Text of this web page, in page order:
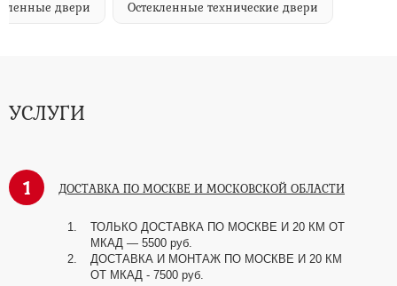
двери Остекленные технические двери
УСЛУГИ
1 ДОСТАВКА ПО МОСКВЕ И МОСКОВСКОЙ ОБЛАСТИ
ТОЛЬКО ДОСТАВКА ПО МОСКВЕ И 20 КМ ОТ
МКАД — 5500 руб.
ДОСТАВКА И МОНТАЖ ПО МОСКВЕ И 20 КМ
ОТ МКАД - 7500 руб.